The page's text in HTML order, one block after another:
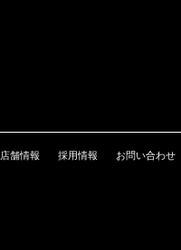
店舗情報 採用情報 お問い合わせ